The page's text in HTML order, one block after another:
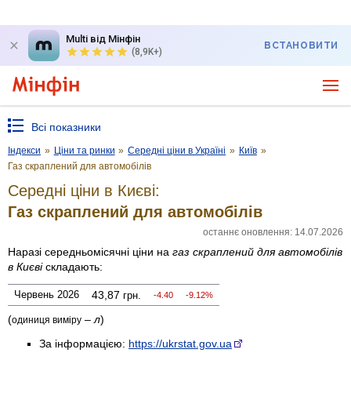
Multi від Мінфін
(8,9K+)
ВСТАНОВИТИ
Всі показники
Індекси » Ціни та ринки » Середні ціни в Україні » Київ »
Газ скраплений для автомобілів
Середні ціни в Києві:
Газ скраплений для автомобілів
останнє оновлення: 14.07.2026
Наразі середньомісячні ціни на газ скраплений для автомобілів
в Києвіскладають:
Червень 2026 43,87 грн. -4.40 -9.12%
(одиниця виміру – л)
За інформацією: https://ukrstat.gov.ua